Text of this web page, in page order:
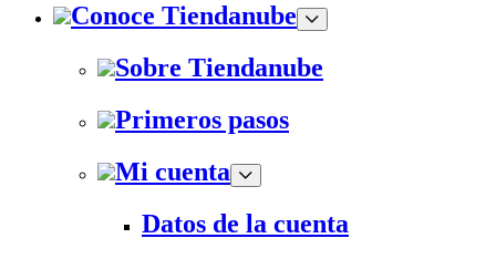
Conoce Tiendanube
Sobre Tiendanube
Primeros pasos
Mi cuenta
Datos de la cuenta